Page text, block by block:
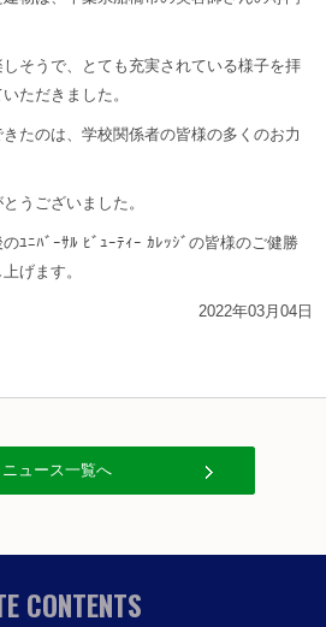
そうで、とても充実されている様子を拝
ただきました。
たのは、学校関係者の皆様の多くのお力
うございました。
ﾕﾆﾊﾞｰｻﾙ ﾋﾞｭｰﾃｨｰ ｶﾚｯｼﾞの皆様のご健勝
げます。
2022年03月04日
ニュース一覧へ
CONTENTS